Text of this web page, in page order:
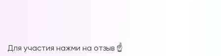
Для участия нажми на отзыв ☝️